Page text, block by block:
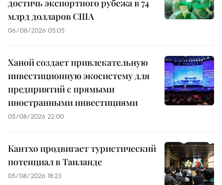
достичь экспортного рубежа в 74
млрд долларов США
06/08/2026 05:05
Ханой создает привлекательную
инвестиционную экосистему для
предприятий с прямыми
иностранными инвестициями
05/08/2026 22:00
Кантхо продвигает туристический
потенциал в Таиланде
05/08/2026 18:23